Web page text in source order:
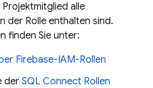
alle
der Rolle enthalten sind.
finden Sie unter:
Firebase-IAM-Rollen
der SQL Connect Rollen